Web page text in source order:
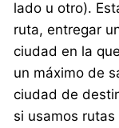
lado u otro).
ruta, entregar
ciudad en la
un máximo de
ciudad de
si usamos